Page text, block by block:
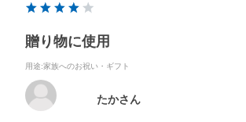
贈り物に使用
用途:家族へのお祝い・ギフト
たかさん